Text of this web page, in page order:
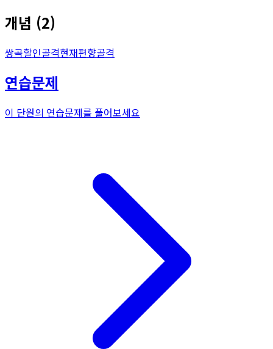
개념 (2)
쌍곡할인골격현재편향골격
연습문제
이 단원의 연습문제를 풀어보세요